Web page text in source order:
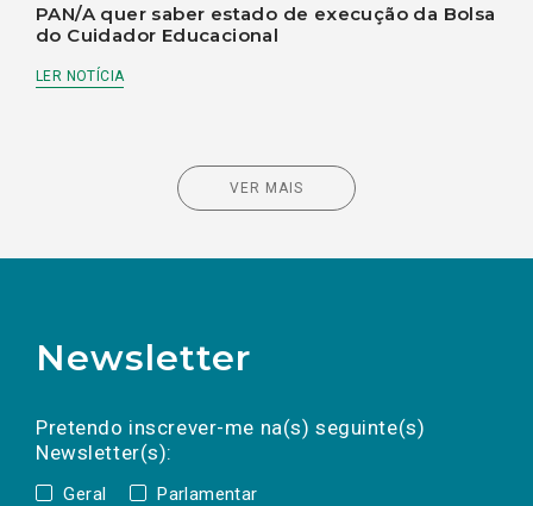
PAN/A quer saber estado de execução da Bolsa
do Cuidador Educacional
LER NOTÍCIA
VER MAIS
Newsletter
Pretendo inscrever-me na(s) seguinte(s)
Newsletter(s):
Geral Parlamentar
a(s) newsletter(s).
mail